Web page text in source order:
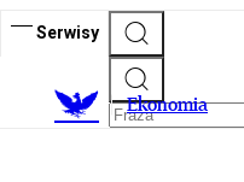
Serwisy
Ekonomia